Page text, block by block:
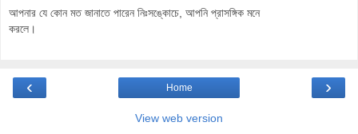
আপনার যে কোন মত জানাতে পারেন নিঃসঙ্কোচে, আপনি প্রাসঙ্গিক মনে
করলে।
‹ ›
Home
View web version